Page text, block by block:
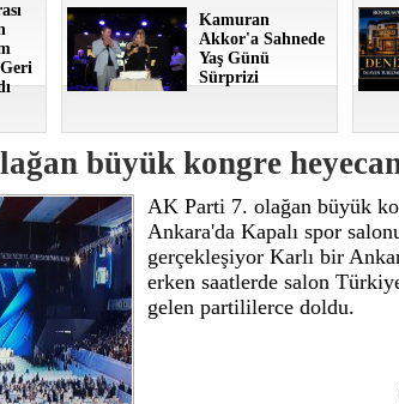
Kamuran
Akkor'a Sahnede
Yaş Günü
Sürprizi
büyük kongre
AK Parti 7. olağan büyük
Ankara'da Kapalı spor
gerçekleşiyor Karlı bir
erken saatlerde salon
gelen partililerce doldu.